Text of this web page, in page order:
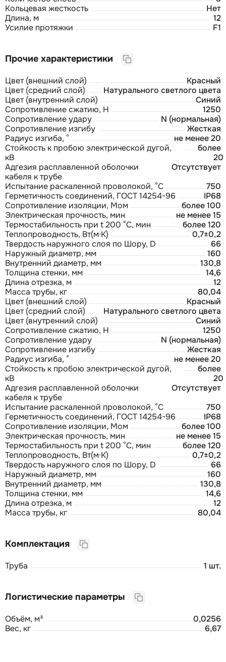
Кольцевая жесткость
Нет
Длина, м
12
Усилие протяжки
F1
Прочие характеристики
Цвет (внешний слой)
Красный
Цвет (средний слой)
Натурального светлого цвета
Цвет (внутренний слой)
Синий
Сопротивление сжатию, Н
1250
Сопротивление удару
N (нормальная)
Сопротивление изгибу
Жесткая
Радиус изгиба, °
не менее 20
Стойкость к пробою электрической дугой,
кВ
более
20
Адгезия расплавленной оболочки
кабеля к трубе
Отсутствует
Испытание раскаленной проволокой, °С
750
Герметичность соединений, ГОСТ 14254-96
IP68
Сопротивление изоляции, Мом
более 100
Электрическая прочность, мин
не менее 15
Термостабильность при t 200 °С, мин
более 120
Теплопроводность, Вт(м·К)
0,7±0,2
Твердость наружного слоя по Шору, D
66
Наружный диаметр, мм
160
Внутренний диаметр, мм
130,8
Толщина стенки, мм
14,6
Длина отрезка, м
12
Масса трубы, кг
80,04
Цвет (внешний слой)
Красный
Цвет (средний слой)
Натурального светлого цвета
Цвет (внутренний слой)
Синий
Сопротивление сжатию, Н
1250
Сопротивление удару
N (нормальная)
Сопротивление изгибу
Жесткая
Радиус изгиба, °
не менее 20
Стойкость к пробою электрической дугой,
кВ
более
20
Адгезия расплавленной оболочки
кабеля к трубе
Отсутствует
Испытание раскаленной проволокой, °С
750
Герметичность соединений, ГОСТ 14254-96
IP68
Сопротивление изоляции, Мом
более 100
Электрическая прочность, мин
не менее 15
Термостабильность при t 200 °С, мин
более 120
Теплопроводность, Вт(м·К)
0,7±0,2
Твердость наружного слоя по Шору, D
66
Наружный диаметр, мм
160
Внутренний диаметр, мм
130,8
Толщина стенки, мм
14,6
Длина отрезка, м
12
Масса трубы, кг
80,04
Комплектация
Труба 1 шт.
Логистические параметры
Объём, м³
0,0256
Вес, кг
6,67